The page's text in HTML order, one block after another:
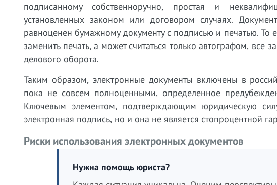
подписанному собственноручно, простая и
установленных законом или договором случаях.
равноценен бумажному документу с подписью и печатью. То
заменить печать, а может считаться только автографом, все
делового оборота.
Таким образом, электронные документы включены в
пока не совсем полноценными, определенное
Ключевым элементом, подтверждающим юридическую
электронная подпись, но и она не является стопроцентной
Риски использования электронных документов
Нужна помощь юриста?